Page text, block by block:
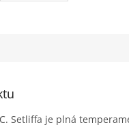
Setliffa je plná